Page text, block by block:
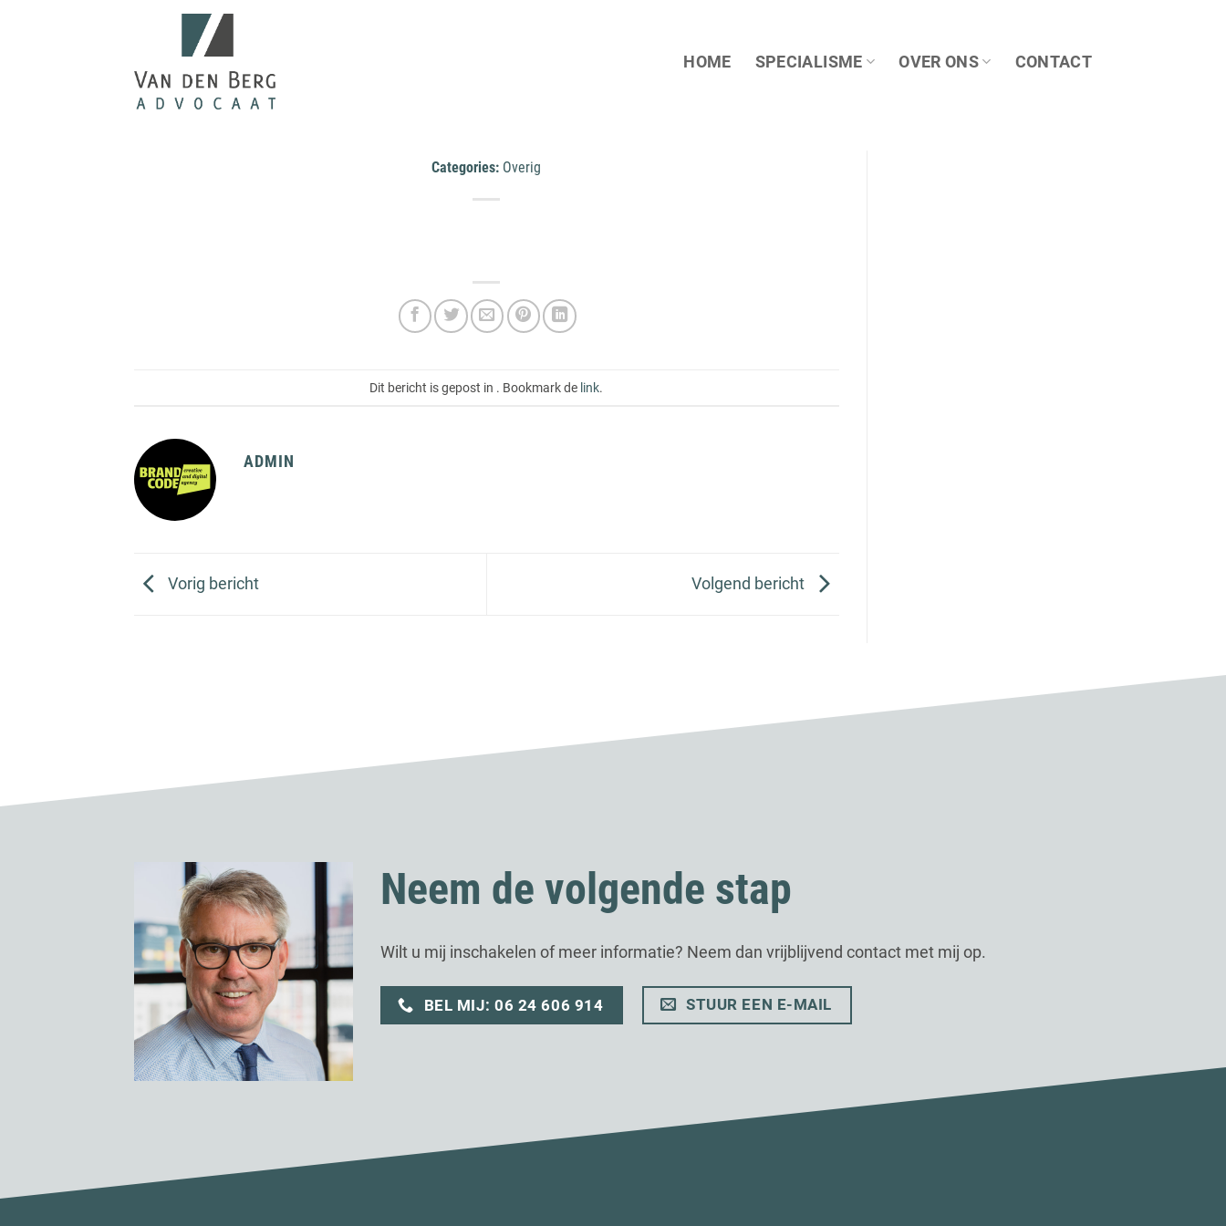
HOME SPECIALISME OVER ONS CONTACT
Categories: Overig
Dit bericht is gepost in . Bookmark de link.
ADMIN
Vorig bericht Volgend bericht
Neem de volgende stap
Wilt u mij inschakelen of meer informatie? Neem dan vrijblijvend contact met mij op.
BEL MIJ: 06 24 606 914 STUUR EEN E-MAIL